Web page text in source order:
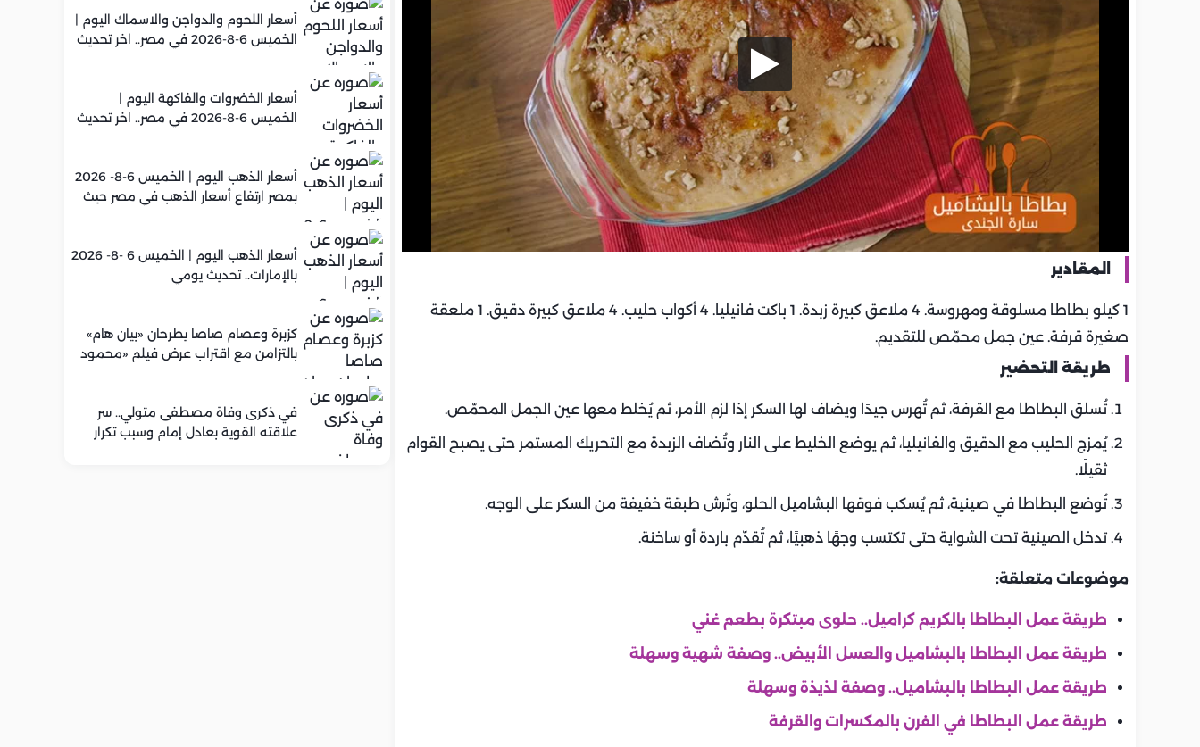
المقادير
1 كيلو بطاطا مسلوقة ومهروسة. 4 ملاعق كبيرة زبدة. 1 باكت فانيليا. 4 أكواب حليب. 4 ملاعق كبيرة دقيق. 1 ملعقة
صغيرة قرفة. عين جمل محمّص للتقديم.
طريقة التحضير
تُسلق البطاطا مع القرفة، ثم تُهرس جيدًا ويضاف لها السكر إذا لزم الأمر، ثم يُخلط معها عين الجمل المحمّص.
يُمزج الحليب مع الدقيق والفانيليا، ثم يوضع الخليط على النار وتُضاف الزبدة مع التحريك المستمر حتى يصبح القوام
ثقيلًا.
تُوضع البطاطا في صينية، ثم يُسكب فوقها البشاميل الحلو، وتُرش طبقة خفيفة من السكر على الوجه.
تدخل الصينية تحت الشواية حتى تكتسب وجهًا ذهبيًا، ثم تُقدّم باردة أو ساخنة.
موضوعات متعلقة:
طريقة عمل البطاطا بالكريم كراميل.. حلوى مبتكرة بطعم غني
طريقة عمل البطاطا بالبشاميل والعسل الأبيض.. وصفة شهية وسهلة
طريقة عمل البطاطا بالبشاميل.. وصفة لذيذة وسهلة
طريقة عمل البطاطا في الفرن بالمكسرات والقرفة
أسعار اللحوم والدواجن والاسماك اليوم |
الخميس 6-8-2026 في مصر.. اخر تحديث
أسعار الخضروات والفاكهة اليوم |
الخميس 6-8-2026 في مصر.. اخر تحديث
أسعار الذهب اليوم | الخميس 6-8- 2026
بمصر ارتفاع أسعار الذهب في مصر حيث
أسعار الذهب اليوم | الخميس 6 -8- 2026
بالإمارات.. تحديث يومي
كزبرة وعصام صاصا يطرحان «بيان هام»
بالتزامن مع اقتراب عرض فيلم «محمود
في ذكرى وفاة مصطفى متولي.. سر
علاقته القوية بعادل إمام وسبب تكرار